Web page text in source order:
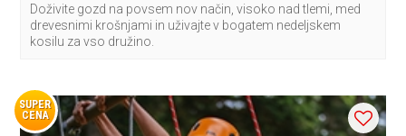
Doživite gozd na povsem nov način, visoko nad tlemi, med
drevesnimi krošnjami in uživajte v bogatem nedeljskem
kosilu za vso družino.
SUPER
CENA